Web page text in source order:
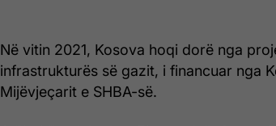
Në vitin 2021, Kosova hoqi dorë nga
infrastrukturës së gazit, i financuar nga
Mijëvjeçarit e SHBA-së.